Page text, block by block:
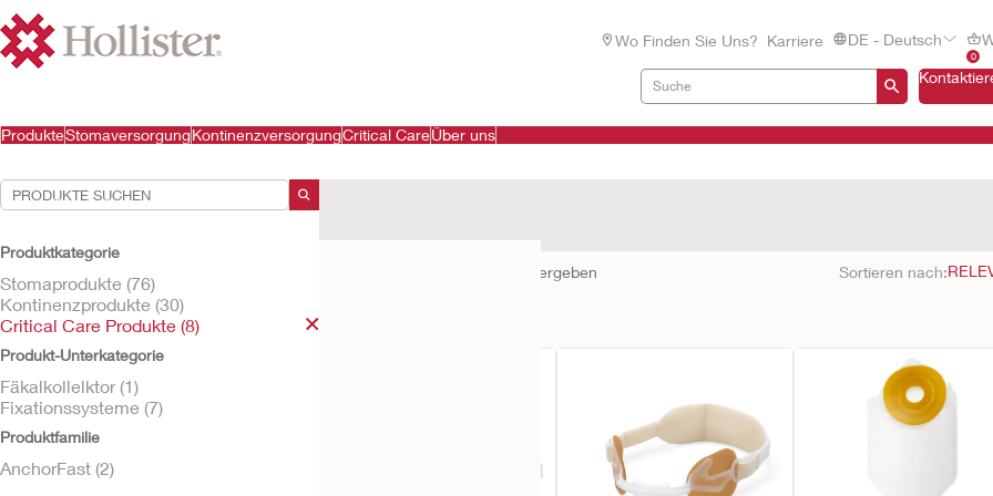
Wo Finden Sie Uns? Karriere DE - Deutsch
0
ProdukteStomaversorgungKontinenzversorgungCritical CareÜber uns
Produktkategorie
Stomaprodukte (76)
Kontinenzprodukte (30)
Critical Care Produkte (8)
Produkt-Unterkategorie
Fäkalkollelktor (1)
Fixationssysteme (7)
Produktfamilie
AnchorFast (2)
Ergebnisse ergeben Sortieren nach: